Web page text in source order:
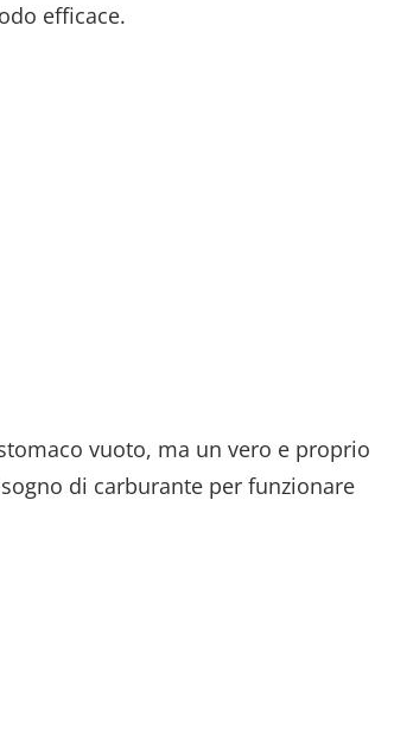
efficace.
vuoto, ma un vero e proprio
di carburante per funzionare